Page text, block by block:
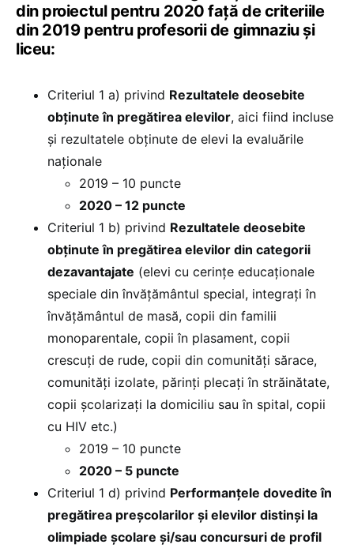
din proiectul pentru 2020 față de criteriile
din 2019 pentru profesorii de gimnaziu și
liceu:
Criteriul 1 a) privind Rezultatele deosebite
obţinute în pregătirea elevilor, aici fiind incluse
și rezultatele obţinute de elevi la evaluările
naţionale
2019 – 10 puncte
2020 – 12 puncte
Criteriul 1 b) privind Rezultatele deosebite
obţinute în pregătirea elevilor din categorii
dezavantajate (elevi cu cerinţe educaţionale
speciale din învățământul special, integraţi în
învăţământul de masă, copii din familii
monoparentale, copii în plasament, copii
crescuți de rude, copii din comunităţi sărace,
comunităţi izolate, părinţi plecaţi în străinătate,
copii şcolarizaţi la domiciliu sau în spital, copii
cu HIV etc.)
2019 – 10 puncte
2020 – 5 puncte
Criteriul 1 d) privind Performanţele dovedite în
pregătirea preşcolarilor şi elevilor distinşi la
olimpiade şcolare şi/sau concursuri de profil